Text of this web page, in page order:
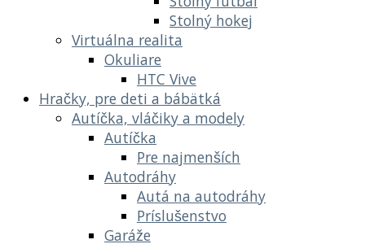
Stolný hokej
Virtuálna realita
Okuliare
HTC Vive
Hračky, pre deti a bábätká
Autíčka, vláčiky a modely
Autíčka
Pre najmenších
Autodráhy
Autá na autodráhy
Príslušenstvo
Garáže